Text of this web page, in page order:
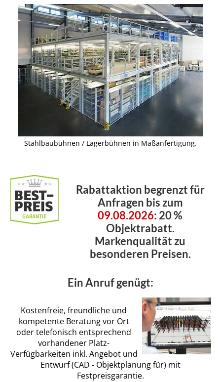
Stahlbaubühnen / Lagerbühnen in Maßanfertigung.
Rabattaktion begrenztfür
Anfragen bis zum
09.08.2026: 20 %
Objektrabatt.
Markenqualität zu
besonderen Preisen.
Ein Anruf genügt:
Kostenfreie, freundliche und
kompetente Beratung vor Ort
oder telefonisch entsprechend
vorhandener Platz-
Verfügbarkeiten inkl. Angebot und
Entwurf (CAD - Objektplanung für) mit
Festpreisgarantie.